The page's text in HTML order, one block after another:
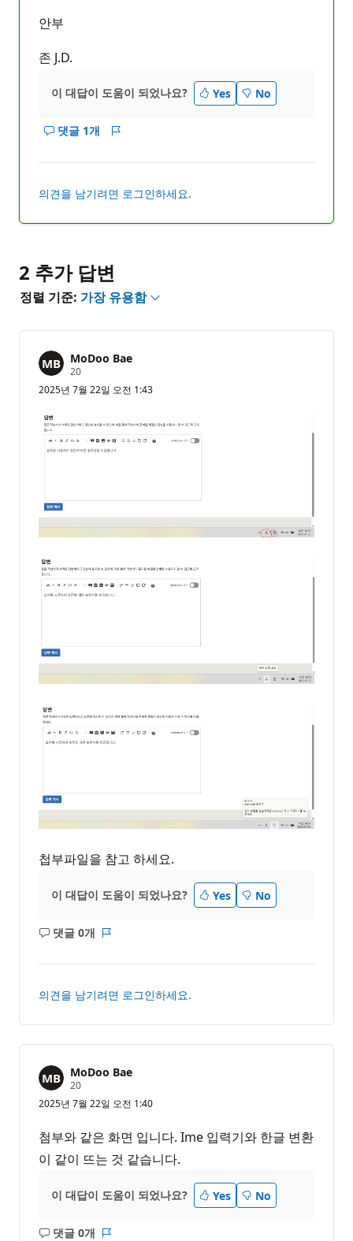
안부
존 J.D.
이 대답이 도움이 되었나요? Yes No
댓글 1개
이
에
대
한
표
시
의견을 남기려면 로그인하세요.
2 추가 답변
정렬 기준: 가장 유용함
MoDoo Bae
20평
포
2025년 7월 22일 오전 1:43
첩부파일을 참고 하세요.
이 대답이 도움이 되었나요? Yes No
댓글 0개
설
음
보
의견을 남기려면 로그인하세요.
MoDoo Bae
20평
포
트
2025년 7월 22일 오전 1:40
첨부와 같은 화면 입니다. Ime 입력기와 한글 변환
이 같이 뜨는 것 같습니다.
이 대답이 도움이 되었나요? Yes No
댓글 0개